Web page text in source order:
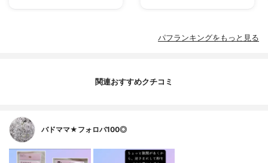
パフランキングをもっと見る
関連おすすめクチコミ
バドママ★フォロバ100◎